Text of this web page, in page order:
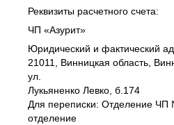
Реквизиты расчетного счета:
ЧП «Азурит»
Юридический и фактический
21011, Винницкая область,
ул.
Лукьяненко Левко, б.174
Для переписки: Отделение ЧП
отделение